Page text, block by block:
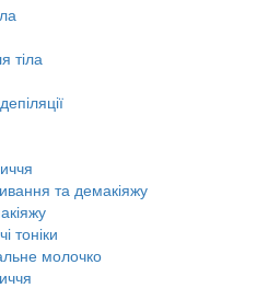
тіла
та демакіяжу
тоніки
молочко